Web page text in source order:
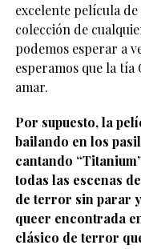
excelente película
colección de
podemos esperar a
esperamos que la
amar.
Por supuesto, la
bailando en los
cantando
todas las escenas
de terror sin parar
queer encontrada
clásico de terror